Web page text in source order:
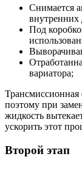
Снимается
внутренних
Под
вариатора;
Трансмиссионная
поэтому при
жидкость
ускорить этот
Второй этап